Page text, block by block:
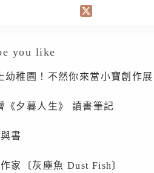
you like
幼稚園！不然你來當小寶創作
夕暮人生》 讀書筆記
書
家〔灰塵魚 Dust Fish〕